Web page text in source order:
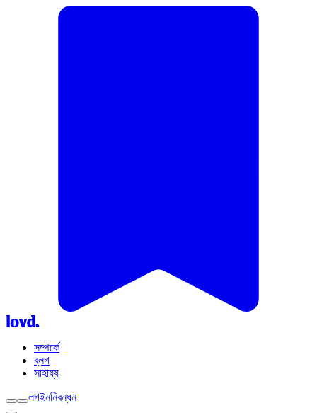
সম্পর্কে
ব্লগ
সাহায্য
লগইননিবন্ধন